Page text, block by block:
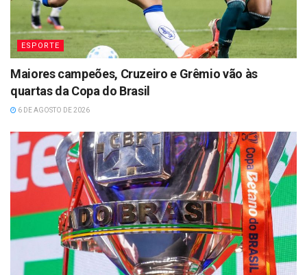
ESPORTE
Maiores campeões, Cruzeiro e Grêmio vão às
quartas da Copa do Brasil
6 DE AGOSTO DE 2026